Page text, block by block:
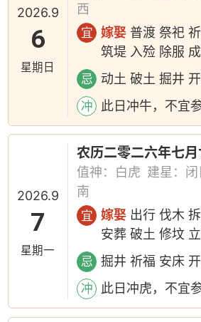
2026.9
6
星期日
西
宜 嫁娶 普渡 祭祀
筑堤 入殓 除服
忌 动土 破土 掘井
冲 此日冲牛，不宜
2026.9
7
星期一
农历二零二六年七
值神：白虎 建星：闭
南
宜 嫁娶 出行 伐木
安葬 破土 修坟
忌 掘井 祈福 安床
冲 此日冲虎，不宜